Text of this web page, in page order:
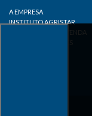
A EMPRESA
INSTITUTO AGRISTAR
DISTRIBUIDOR/REVENDA
LINKS IMPORTANTES